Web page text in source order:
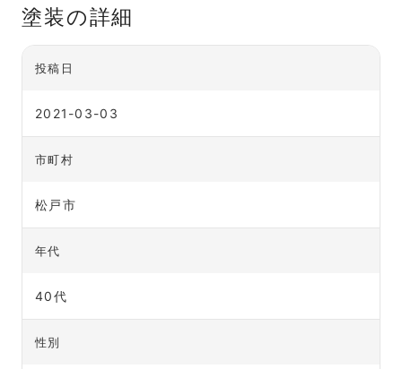
塗装の詳細
投稿日
2021-03-03
市町村
松戸市
年代
40代
性別